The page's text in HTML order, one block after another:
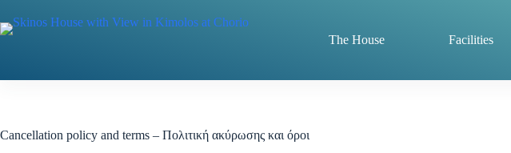
to
content
The House Facilities
Cancellation policy and terms – Πολιτική ακύρωσης και όροι